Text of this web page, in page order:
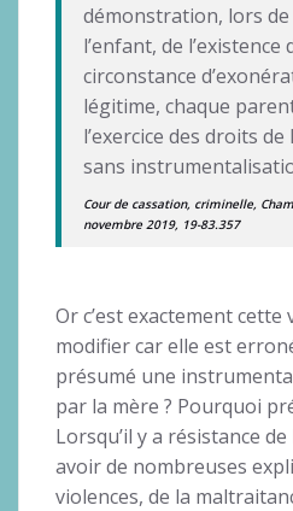
démonstration, lors de
l’enfant, de l’existence
circonstance
légitime, chaque
l’exercice des droits
sans
Cour de cassation, criminelle,
novembre 2019, 19-83.357
Or c’est exactement cette
modifier car elle est
présumé une
par la mère ? Pourquoi
Lorsqu’il y a résistance
avoir de nombreuses
violences, de la